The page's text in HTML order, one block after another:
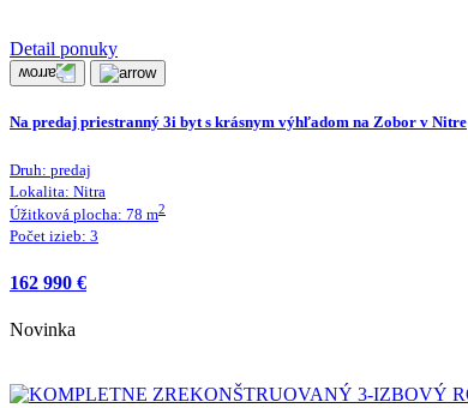
Detail ponuky
Na predaj priestranný 3i byt s krásnym výhľadom na Zobor v Nitre
Druh: predaj
Lokalita: Nitra
Úžitková plocha: 78 m2
Počet izieb: 3
162 990 €
Novinka